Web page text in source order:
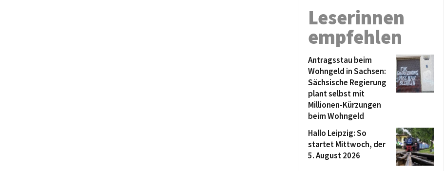
Leserinnen
empfehlen
Antragsstau beim
Wohngeld in Sachsen:
Sächsische Regierung
plant selbst mit
Millionen-Kürzungen
beim Wohngeld
Hallo Leipzig: So
startet Mittwoch, der
5. August 2026